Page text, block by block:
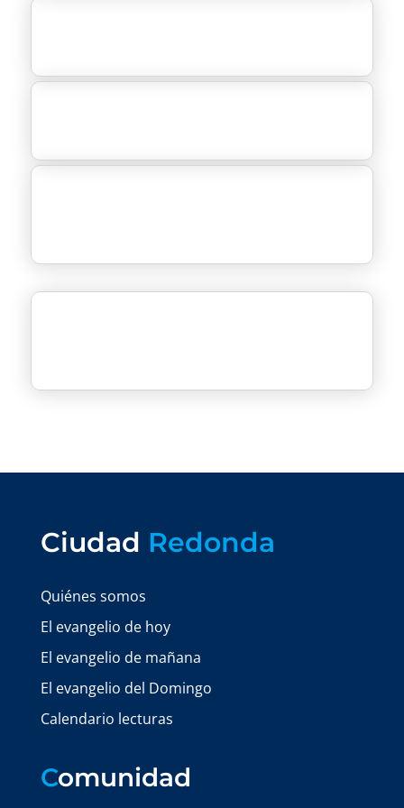
Ciudad Redonda
Quiénes somos
El evangelio de hoy
El evangelio de mañana
El evangelio del Domingo
Calendario lecturas
Comunidad